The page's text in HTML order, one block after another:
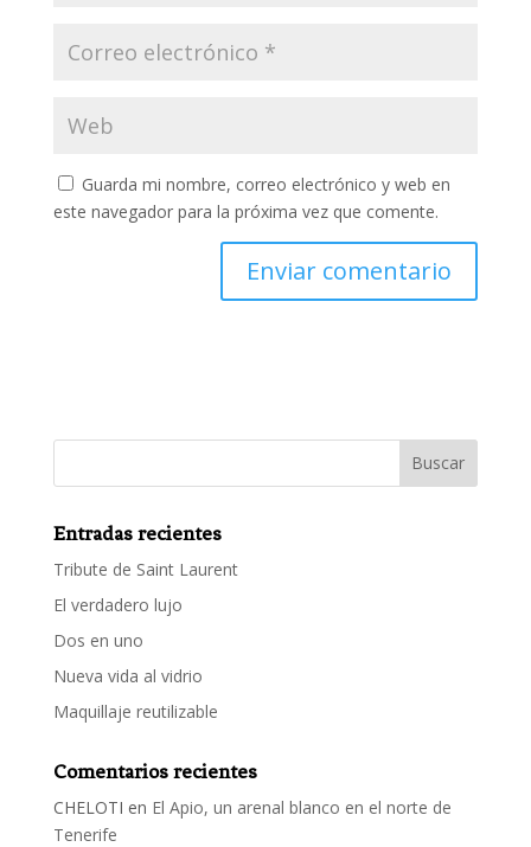
Guarda mi nombre, correo electrónico y web en
este navegador para la próxima vez que comente.
Entradas recientes
Tribute de Saint Laurent
El verdadero lujo
Dos en uno
Nueva vida al vidrio
Maquillaje reutilizable
Comentarios recientes
CHELOTI en El Apio, un arenal blanco en el norte de
Tenerife